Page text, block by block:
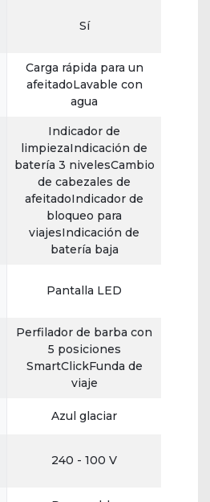
Sí
Carga rápida para un
afeitadoLavable con
agua
Indicador de
limpiezaIndicación de
batería 3 nivelesCambio
de cabezales de
afeitadoIndicador de
bloqueo para
viajesIndicación de
batería baja
Pantalla LED
Perfilador de barba con
5 posiciones
SmartClickFunda de
viaje
Azul glaciar
240 - 100 V